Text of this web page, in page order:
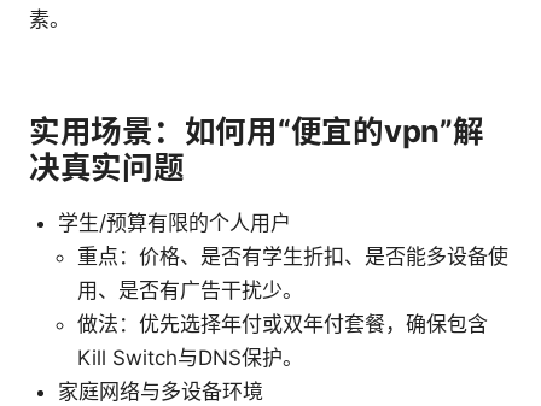
素。
实用场景：如何用“便宜的vpn”解
决真实问题
学生/预算有限的个人用户
重点：价格、是否有学生折扣、是否能多设备使
用、是否有广告干扰少。
做法：优先选择年付或双年付套餐，确保包含
Kill Switch与DNS保护。
家庭网络与多设备环境